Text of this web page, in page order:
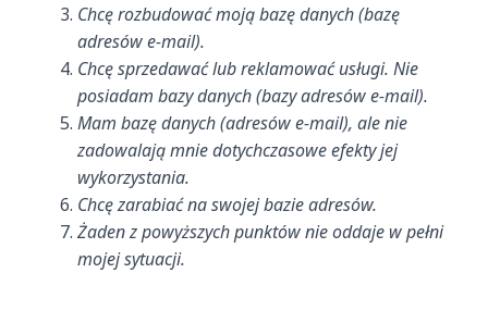
Chcę rozbudować moją bazę danych (bazę
adresów e-mail).
Chcę sprzedawać lub reklamować usługi. Nie
posiadam bazy danych (bazy adresów e-mail).
Mam bazę danych (adresów e-mail), ale nie
zadowalają mnie dotychczasowe efekty jej
wykorzystania.
Chcę zarabiać na swojej bazie adresów.
Żaden z powyższych punktów nie oddaje w pełni
mojej sytuacji.